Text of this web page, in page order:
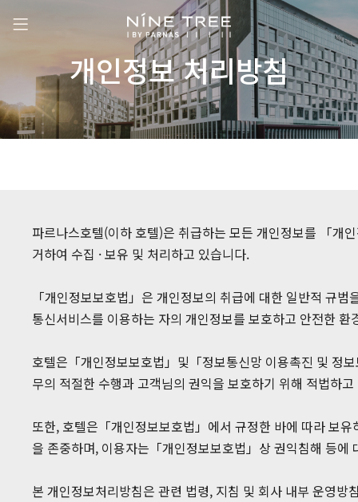
개인정보 처리방침
파르나스호텔(이하 호텔)은 취급하는 모든 개인정보를 「개
거하여 수집 · 보유 및 처리하고 있습니다.
「개인정보보호법」은 개인정보의 취급에 대한 일반적 규
통신서비스를 이용하는 자의 개인정보를 보호하고 안전한
호텔은「개인정보보호법」및「정보통신망 이용촉진 및 정
무의 적절한 수행과 고객님의 권익을 보호하기 위해 적법하
또한, 호텔은「개인정보보호법」에서 규정한 바에 따라 보
을 존중하며, 이용자는「개인정보보호법」상 권익침해 등
본 개인정보처리방침은 관련 법령, 지침 및 회사 내부 운영